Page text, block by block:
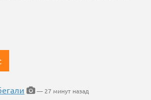
— 27 минут назад